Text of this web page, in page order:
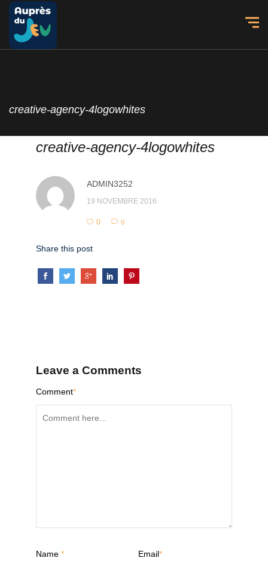
creative-agency-4logowhites
creative-agency-4logowhites
ADMIN3252
19 NOVEMBRE 2016
0 0
Share this post
Leave a Comments
Comment*
Name * Email*